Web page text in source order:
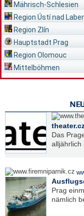
Mährisch-Schlesien
Region Ústí nad
Region Zlín
Hauptstadt Prag
Region Olomouc
Mittelböhmen
Das
alljährlich
Prag
nämlich